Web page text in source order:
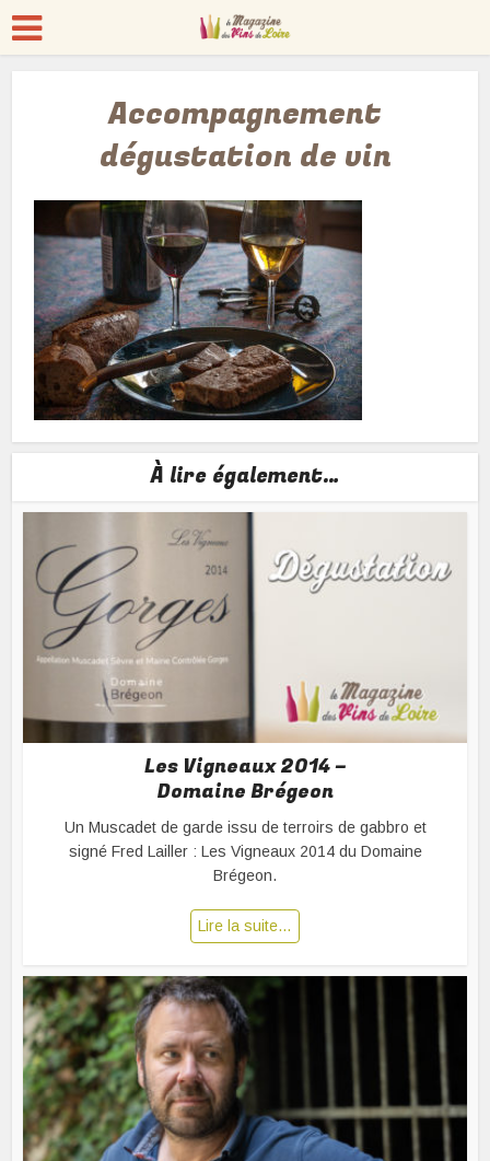
Accompagnement
dégustation de vin
À lire également…
Les Vigneaux 2014 –
Domaine Brégeon
Un Muscadet de garde issu de terroirs de gabbro et
signé Fred Lailler : Les Vigneaux 2014 du Domaine
Brégeon.
Lire la suite…